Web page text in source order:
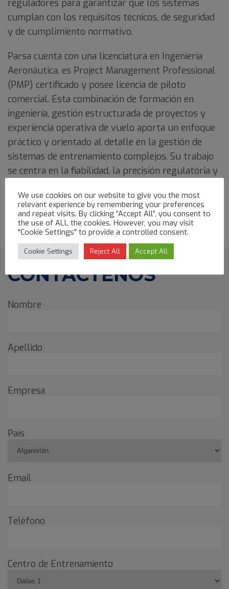
reguladores para garantizar que los sistemas
cumplan con los requisitos técnicos, de seguridad
y de cumplimiento normativo.
Parsa cuenta con una licenciatura en Ingeniería
Aeronáutica, es Project Management Professional
(PMP) certificado y posee licencia de piloto
comercial. Esta combinación de formación en
ingeniería, gestión estructurada de proyectos y
experiencia operativa de vuelo aporta un enfoque
práctico y orientado al detalle en la gestión de
sistemas de entrenamiento complejos. Su trabajo
se centra en la fiabilidad, la precisión regulatoria y
simulación de alto valor.
CONTÁCTENOS
Nombre
Apellido
Empresa
País
Email
Teléfono
Centro de Entrenamiento
We use cookies on our website to give you the most
relevant experience by remembering your preferences
and repeat visits. By clicking “Accept All”, you consent to
the use of ALL the cookies. However, you may visit
"Cookie Settings" to provide a controlled consent.
Cookie Settings Reject All Accept All